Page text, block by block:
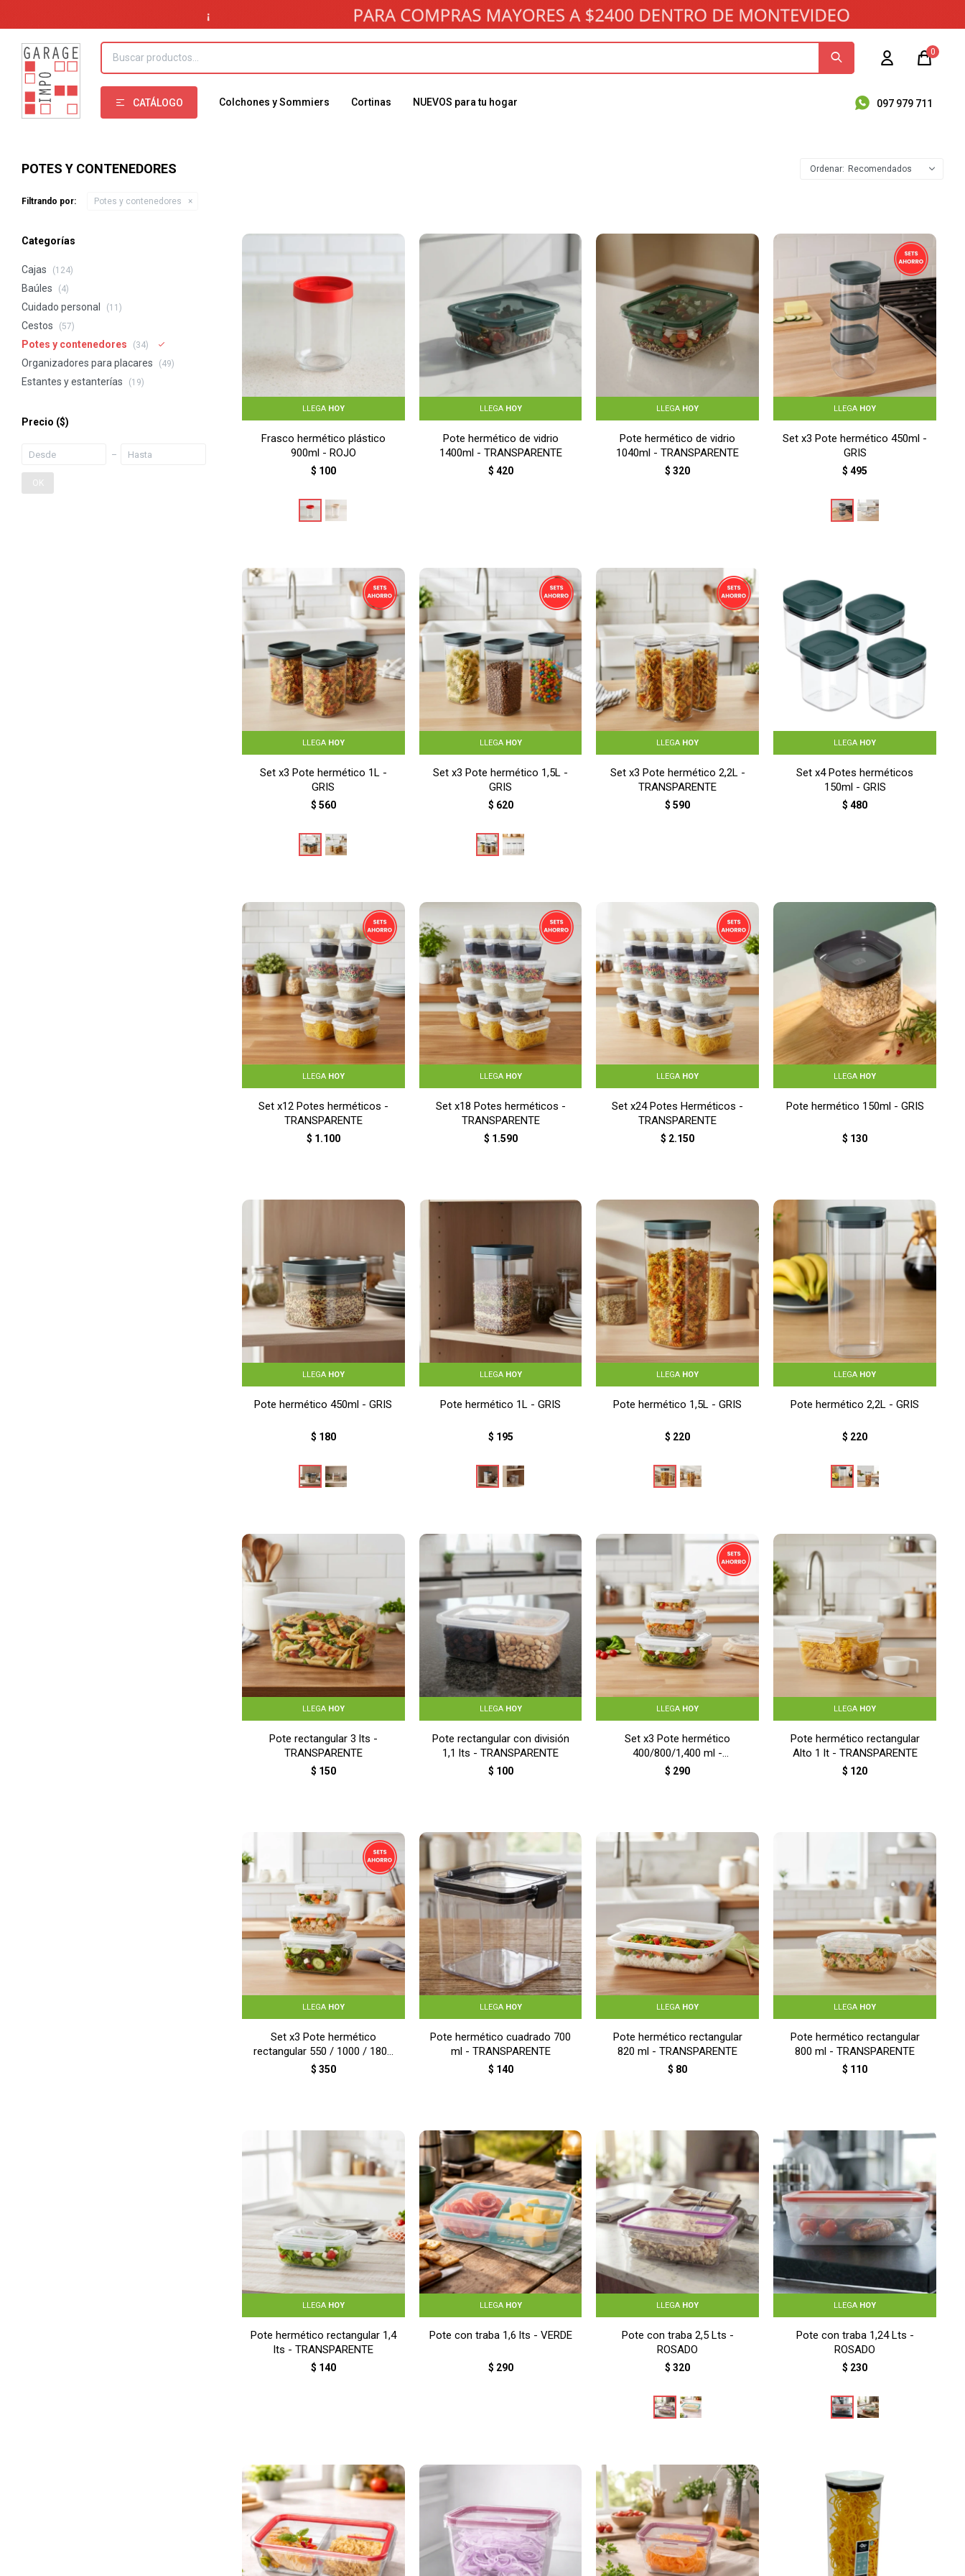
CATÁLOGO Colchones y Sommiers Cortinas NUEVOS para tu hogar 097 979 711
0
POTES Y CONTENEDORES Recomendados
Filtrando por: Potes y contenedores
LLEGA HOY
Frasco hermético plástico
900ml - ROJO
$ 100
LLEGA HOY
Pote hermético de vidrio
1400ml - TRANSPARENTE
$ 420
LLEGA HOY
Pote hermético de vidrio
1040ml - TRANSPARENTE
$ 320
LLEGA HOY
Set x3 Pote hermético 450ml -
GRIS
$ 495
LLEGA HOY
Set x3 Pote hermético 1L -
GRIS
$ 560
LLEGA HOY
Set x3 Pote hermético 1,5L -
GRIS
$ 620
LLEGA HOY
Set x3 Pote hermético 2,2L -
TRANSPARENTE
$ 590
LLEGA HOY
Set x4 Potes herméticos
150ml - GRIS
$ 480
LLEGA HOY
Set x12 Potes herméticos -
TRANSPARENTE
$ 1.100
LLEGA HOY
Set x18 Potes herméticos -
TRANSPARENTE
$ 1.590
LLEGA HOY
Set x24 Potes Herméticos -
TRANSPARENTE
$ 2.150
LLEGA HOY
Pote hermético 150ml - GRIS
$ 130
LLEGA HOY
Pote hermético 450ml - GRIS
$ 180
LLEGA HOY
Pote hermético 1L - GRIS
$ 195
LLEGA HOY
Pote hermético 1,5L - GRIS
$ 220
LLEGA HOY
Pote hermético 2,2L - GRIS
$ 220
LLEGA HOY
Pote rectangular 3 lts -
TRANSPARENTE
$ 150
LLEGA HOY
Pote rectangular con división
1,1 lts - TRANSPARENTE
$ 100
LLEGA HOY
Set x3 Pote hermético
400/800/1,400 ml -
TRANSPARENTE
$ 290
LLEGA HOY
Pote hermético rectangular
Alto 1 lt - TRANSPARENTE
$ 120
LLEGA HOY
Set x3 Pote hermético
rectangular 550 / 1000 / 1800
ml - TRANSPARENTE
$ 350
LLEGA HOY
Pote hermético cuadrado 700
ml - TRANSPARENTE
$ 140
LLEGA HOY
Pote hermético rectangular
820 ml - TRANSPARENTE
$ 80
LLEGA HOY
Pote hermético rectangular
800 ml - TRANSPARENTE
$ 110
LLEGA HOY
Pote hermético rectangular 1,4
lts - TRANSPARENTE
$ 140
LLEGA HOY
Pote con traba 1,6 lts - VERDE
$ 290
LLEGA HOY
Pote con traba 2,5 Lts -
ROSADO
$ 320
LLEGA HOY
Pote con traba 1,24 Lts -
ROSADO
$ 230
Categorías
Cajas (124)
Baúles (4)
Cuidado personal (11)
Cestos (57)
Potes y contenedores (34)
Organizadores para placares (49)
Estantes y estanterías (19)
Precio ($)
OK